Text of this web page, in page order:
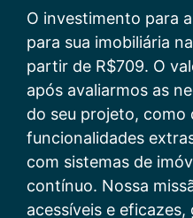
O investimento para
para sua imobiliária
partir de R$709. O
após avaliarmos as
do seu projeto, como
funcionalidades
com sistemas de
contínuo. Nossa
acessíveis e